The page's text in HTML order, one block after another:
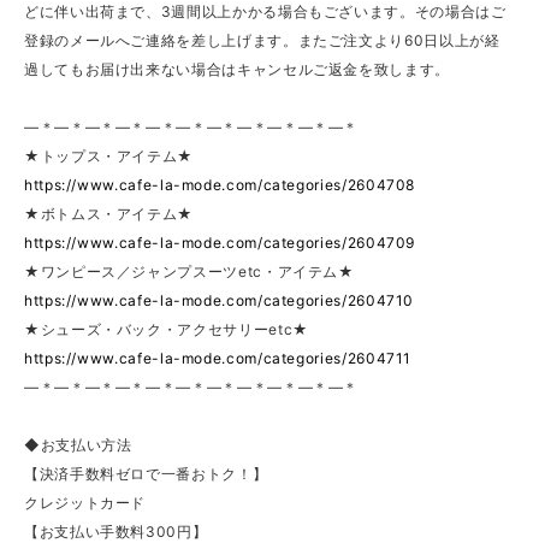
どに伴い出荷まで、3週間以上かかる場合もございます。その場合はご
登録のメールへご連絡を差し上げます。またご注文より60日以上が経
過してもお届け出来ない場合はキャンセルご返金を致します。
—＊—＊—＊—＊—＊—＊—＊—＊—＊—＊—＊
★トップス・アイテム★
https://www.cafe-la-mode.com/categories/2604708
★ボトムス・アイテム★
https://www.cafe-la-mode.com/categories/2604709
★ワンピース／ジャンプスーツetc・アイテム★
https://www.cafe-la-mode.com/categories/2604710
★シューズ・バック・アクセサリーetc★
https://www.cafe-la-mode.com/categories/2604711
—＊—＊—＊—＊—＊—＊—＊—＊—＊—＊—＊
◆お支払い方法
【決済手数料ゼロで一番おトク！】
クレジットカード
【お支払い手数料300円】